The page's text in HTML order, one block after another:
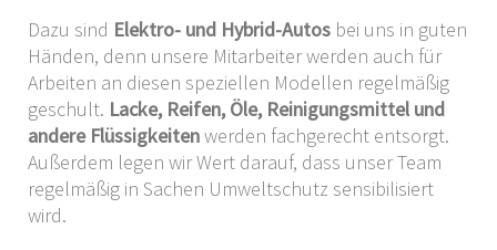
Dazu sind Elektro- und Hybrid-Autos bei uns in guten
Händen, denn unsere Mitarbeiter werden auch für
Arbeiten an diesen speziellen Modellen regelmäßig
geschult. Lacke, Reifen, Öle, Reinigungsmittel und
andere Flüssigkeitenwerden fachgerecht entsorgt.
Außerdem legen wir Wert darauf, dass unser Team
regelmäßig in Sachen Umweltschutz sensibilisiert
wird.